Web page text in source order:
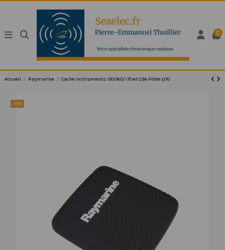
0
Accueil Raymarine Cache instruments i50/i60/ i70 et Cde Pilote p70
-15%